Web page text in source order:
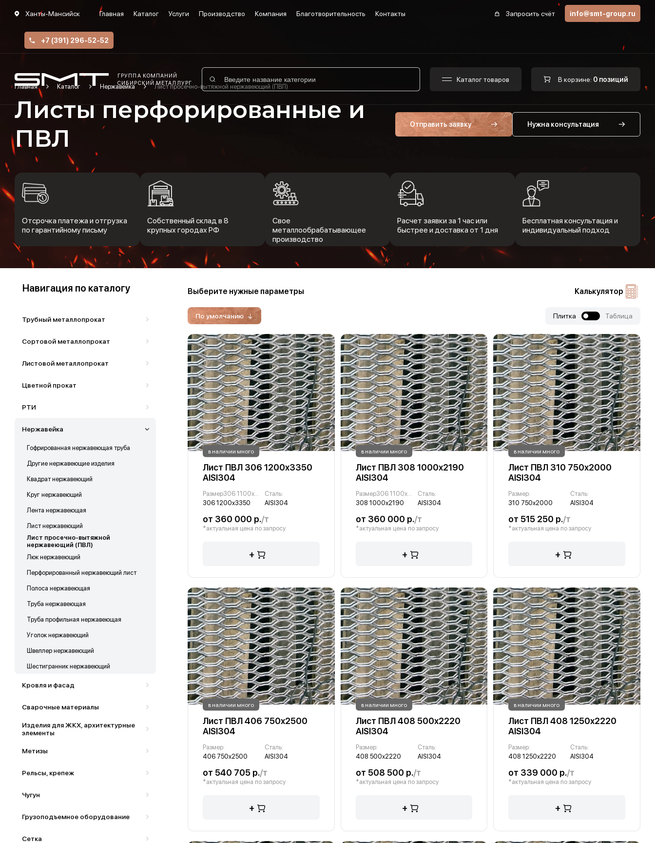
Ханты-Мансийск Главная Каталог Услуги Производство Компания Благотворительность Контакты Запросить счёт info@smt-group.ru
+7 (391) 296-52-52
ГРУППА КОМПАНИЙ
СИБИРСКИЙ МЕТАЛЛУРГ
Каталог товаров В корзине: 0 позиций
Главная Каталог Нержавейка Лист просечно-вытяжной нержавеющий (ПВЛ)
Листы перфорированные и
ПВЛ
Отправить заявку Нужна консультация
Отсрочка платежа и отгрузка
по гарантийному письму
Собственный склад в 8
крупных городах РФ
Свое
металлообрабатывающее
производство
Расчет заявки за 1 час или
быстрее и доставка от 1 дня
Бесплатная консультация и
индивидуальный подход
Навигация по каталогу
Трубный металлопрокат
Сортовой металлопрокат
Листовой металлопрокат
Цветной прокат
РТИ
Нержавейка
Гофрированная нержавеющая труба
Другие нержавеющие изделия
Квадрат нержавеющий
Круг нержавеющий
Лента нержавеющая
Лист нержавеющий
Лист просечно-вытяжной
нержавеющий (ПВЛ)
Люк нержавеющий
Перфорированный нержавеющий лист
Полоса нержавеющая
Труба нержавеющая
Труба профильная нержавеющая
Уголок нержавеющий
Швеллер нержавеющий
Шестигранник нержавеющий
Кровля и фасад
Сварочные материалы
Изделия для ЖКХ, архитектурные
элементы
Метизы
Рельсы, крепеж
Чугун
Грузоподъемное оборудование
Сетка
Выберите нужные параметры Калькулятор
По умолчанию Плитка Таблица
в наличии много
Лист ПВЛ 306 1200х3350
AISI304
Размер306 1100х2740 :
306 1200х3350
Сталь:
AISI304
от 360 000 р./т
*актуальная цена по запросу
+
в наличии много
Лист ПВЛ 308 1000х2190
AISI304
Размер306 1100х2740 :
308 1000х2190
Сталь:
AISI304
от 360 000 р./т
*актуальная цена по запросу
+
в наличии много
Лист ПВЛ 310 750х2000
AISI304
Размер:
310 750х2000
Сталь:
AISI304
от 515 250 р./т
*актуальная цена по запросу
+
в наличии много
Лист ПВЛ 406 750х2500
AISI304
Размер:
406 750х2500
Сталь:
AISI304
от 540 705 р./т
*актуальная цена по запросу
+
в наличии много
Лист ПВЛ 408 500х2220
AISI304
Размер:
408 500х2220
Сталь:
AISI304
от 508 500 р./т
*актуальная цена по запросу
+
в наличии много
Лист ПВЛ 408 1250х2220
AISI304
Размер:
408 1250х2220
Сталь:
AISI304
от 339 000 р./т
*актуальная цена по запросу
+